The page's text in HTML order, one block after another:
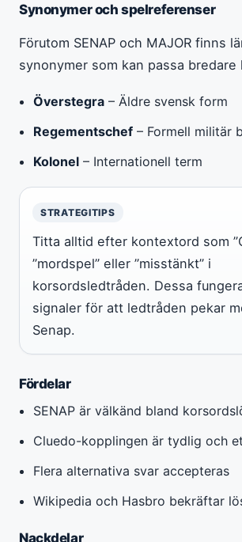
Synonymer och spelreferenser
Förutom SENAP och MAJOR finns
synonymer som kan passa bredare
Överstegra – Äldre svensk form
Regementschef – Formell militär
Kolonel – Internationell term
STRATEGITIPS
Titta alltid efter kontextord som
”mordspel” eller ”misstänkt” i
korsordsledtråden. Dessa
signaler för att ledtråden pekar
Senap.
Fördelar
SENAP är välkänd bland
Cluedo-kopplingen är tydlig och
Flera alternativa svar accepteras
Wikipedia och Hasbro bekräftar
Nackdelar